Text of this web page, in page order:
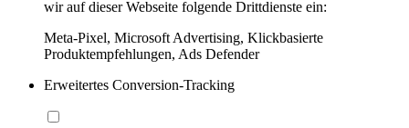
wir auf dieser Webseite folgende Drittdienste ein:
Meta-Pixel, Microsoft Advertising, Klickbasierte
Produktempfehlungen, Ads Defender
Erweitertes Conversion-Tracking